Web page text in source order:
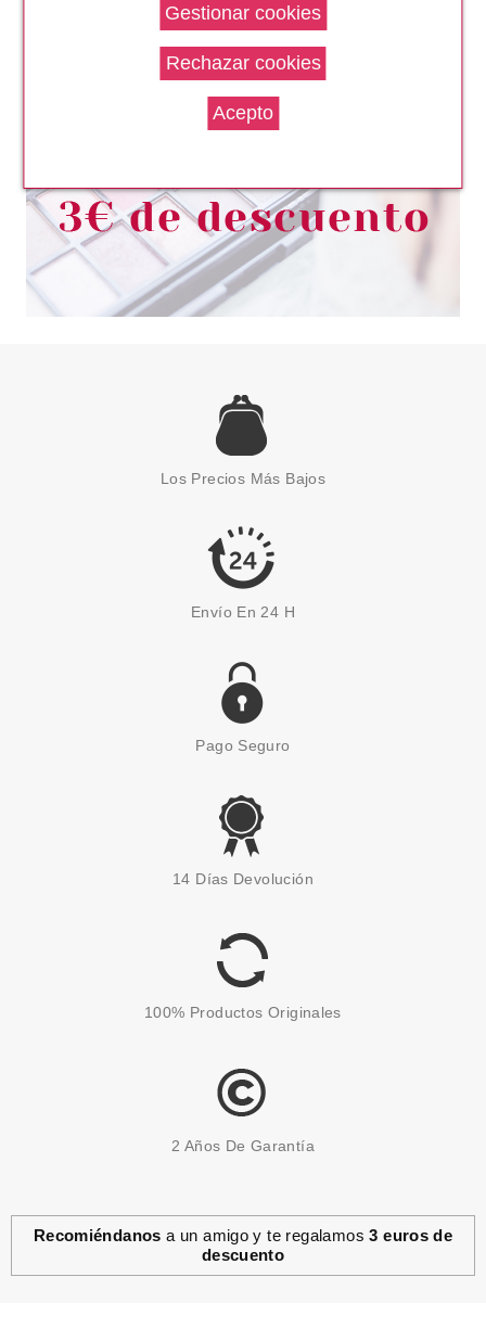
CATRICE CORRECTOR LIQUIDO
CAMOUFLAGE GRAN
COBERTURA 015 HONEY
Pvr 3.99€
-31%
desde
2.75€
CATRICE
CATRICE RE-TOUCH
CORRECTOR 010
4.17€
CATRICE
MATE 010 LOVE, ROSIE! 8G
3.80€
CATRICE
Los Precios Más Bajos
Envío En 24 H
Pago Seguro
14 Días Devolución
100% Productos Originales
2 Años De Garantía
Recomiéndanos a un amigo y te regalamos3 euros de
descuento